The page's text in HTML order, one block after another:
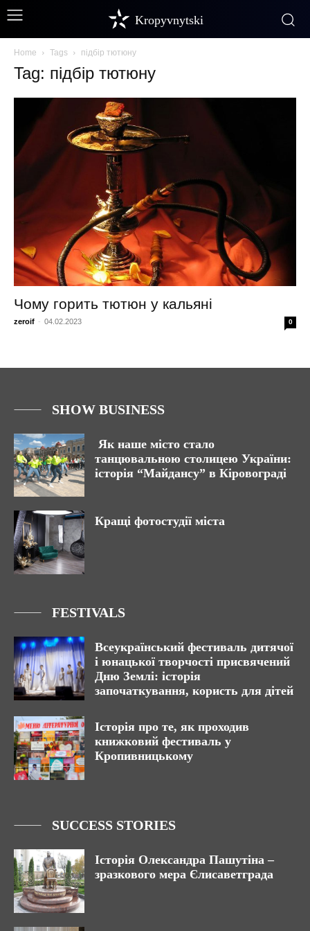
Kropyvnytski
Home Tags підбір тютюну
Tag: підбір тютюну
Чому горить тютюн у кальяні
zeroif - 04.02.2023 0
SHOW BUSINESS
Як наше місто стало
танцювальною столицею України:
історія “Майдансу” в Кіровограді
Кращі фотостудії міста
FESTIVALS
Всеукраїнський фестиваль дитячої
і юнацької творчості присвячений
Дню Землі: історія
започаткування, користь для дітей
Історія про те, як проходив
книжковий фестиваль у
Кропивницькому
SUCCESS STORIES
Історія Олександра Пашутіна –
зразкового мера Єлисаветграда